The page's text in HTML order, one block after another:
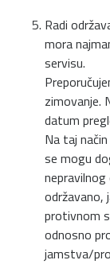
Radi
mora
servisu.
zimovanje.
datum
Na taj
se mogu
nepravilnog
održavano,
protivnom
odnosno
jamstva/